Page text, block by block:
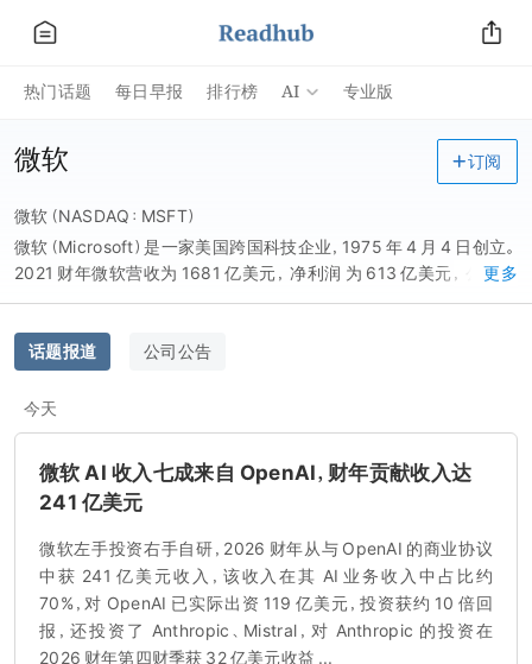
热门话题 每日早报 排行榜 AI 专业版
微软
微软（NASDAQ：MSFT）
微软（Microsoft）是一家美国跨国科技企业，1975 年 4 月 4 日创立。
2021 财年微软营收为 1681 亿美元， 净利润 为 613 亿美元， 公司总
部 设立在 华盛顿州 雷德蒙德 （ Redmond ，邻近 西雅图 ），以研发、
更多
订阅
话题报道 公司公告
今天
微软 AI 收入七成来自 OpenAI，财年贡献收入达
241 亿美元
微软左手投资右手自研，2026 财年从与 OpenAI 的商业协议
中获 241 亿美元收入，该收入在其 AI 业务收入中占比约
70%，对 OpenAI 已实际出资 119 亿美元，投资获约 10 倍回
报，还投资了 Anthropic、Mistral，对 Anthropic 的投资在
2026 财年第四财季获 32 亿美元收益 ...